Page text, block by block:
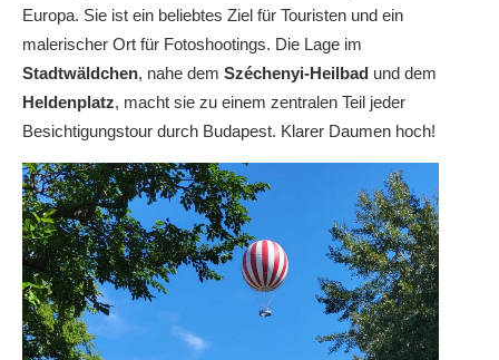
Europa. Sie ist ein beliebtes Ziel für Touristen und ein
malerischer Ort für Fotoshootings. Die Lage im
Stadtwäldchen, nahe dem Széchenyi-Heilbad und dem
Heldenplatz, macht sie zu einem zentralen Teil jeder
Besichtigungstour durch Budapest. Klarer Daumen hoch!